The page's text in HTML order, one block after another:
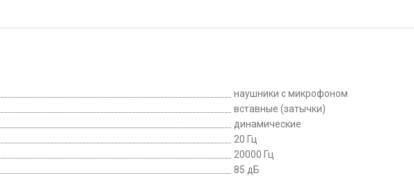
наушники с микрофоном
вставные (затычки)
динамические
20 Гц
20000 Гц
85 дБ